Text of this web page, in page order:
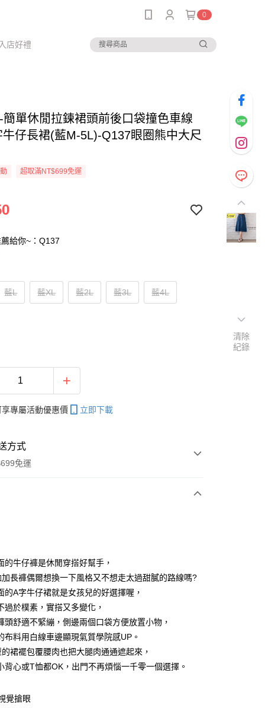
0
店好禮
簡單休閒拉鍊裙頭前後口袋撞色車線
牛仔長裙(藍M-5L)-Q137眼圈熊中大尺
超取滿NT$699免運
給你~：Q137
藍L 藍XL 藍2L 藍3L 藍4L
專屬活動優惠價 立即下載
方式
免運
款
的牛仔褲是休閒穿搭好幫手，
長褲偶爾想換一下風格又不想走太過甜膩的路線嗎?
的A字牛仔裙就是女孩兒的好選擇喔，
過於樸素，實搭又多變化，
頭舒適不緊繃，側邊兩個口袋方便放置小物，
布料用白線車邊顯現氣質學院感UP。
裙襬包覆腰肉也把大腿肉通通遮起來，
背心或T恤都OK，出門不再煩惱一千零一個選擇。
覺搶眼
清除
紀錄